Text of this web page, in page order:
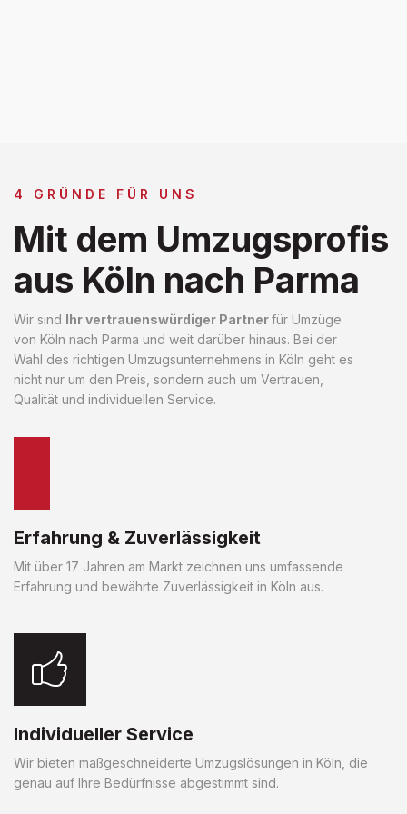
4 GRÜNDE FÜR UNS
Mit dem Umzugsprofis
aus Köln nach Parma
Wir sind Ihr vertrauenswürdiger Partnerfür Umzüge
von Köln nach Parma und weit darüber hinaus. Bei der
Wahl des richtigen Umzugsunternehmens in Köln geht es
nicht nur um den Preis, sondern auch um Vertrauen,
Qualität und individuellen Service.
Erfahrung & Zuverlässigkeit
Mit über 17 Jahren am Markt zeichnen uns umfassende
Erfahrung und bewährte Zuverlässigkeit in Köln aus.
Individueller Service
Wir bieten maßgeschneiderte Umzugslösungen in Köln, die
genau auf Ihre Bedürfnisse abgestimmt sind.